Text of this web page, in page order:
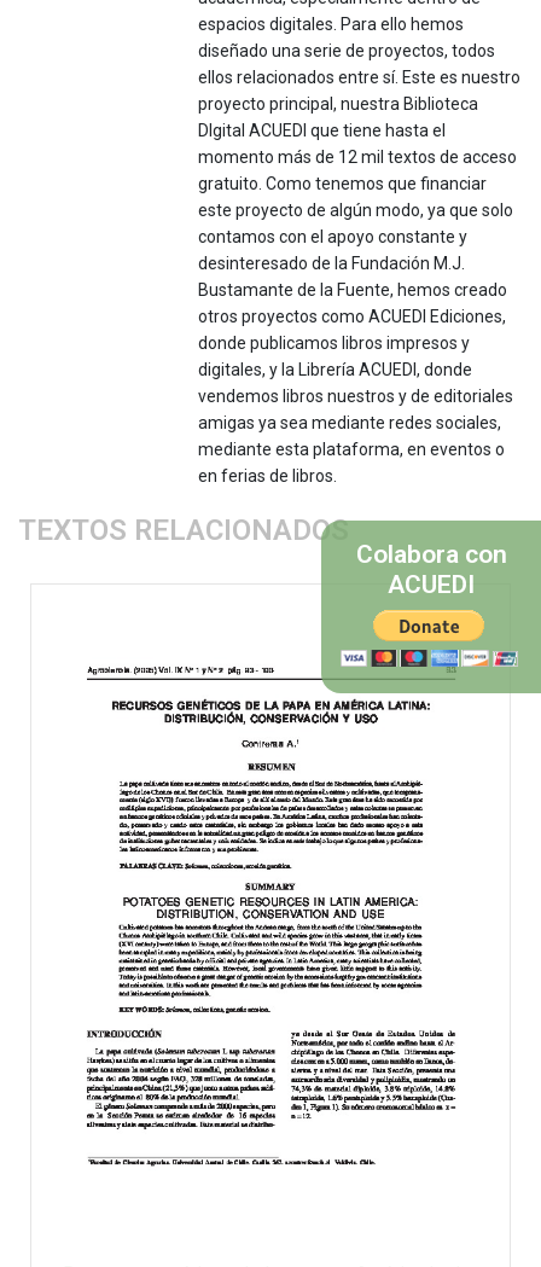
espacios digitales. Para ello hemos
diseñado una serie de proyectos, todos
ellos relacionados entre sí. Este es nuestro
proyecto principal, nuestra Biblioteca
DIgital ACUEDI que tiene hasta el
momento más de 12 mil textos de acceso
gratuito. Como tenemos que financiar
este proyecto de algún modo, ya que solo
contamos con el apoyo constante y
desinteresado de la Fundación M.J.
Bustamante de la Fuente, hemos creado
otros proyectos como ACUEDI Ediciones,
donde publicamos libros impresos y
digitales, y la Librería ACUEDI, donde
vendemos libros nuestros y de editoriales
amigas ya sea mediante redes sociales,
mediante esta plataforma, en eventos o
en ferias de libros.
TEXTOS RELACIONADOS
Colabora con
ACUEDI